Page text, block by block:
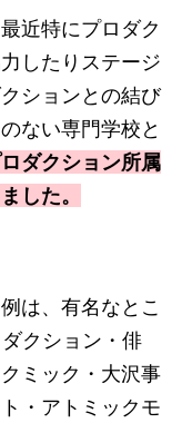
近特にプロダク
したりステージ
ションとの結び
ない専門学校と
ダクション所属
した。
は、有名なとこ
クション・俳
ミック・大沢事
・アトミックモ